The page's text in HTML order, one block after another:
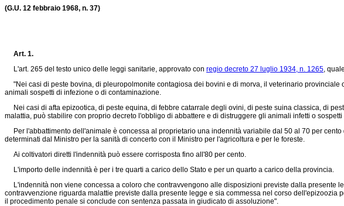
(G.U. 12 febbraio 1968, n. 37)
Art. 1.
L'art. 265 del testo unico delle leggi sanitarie, approvato con regio decreto 27 luglio 1934, n. 1265,
"Nei casi di peste bovina, di pleuropolmonite contagiosa dei bovini e di morva, il veterinario
animali sospetti di infezione o di contaminazione.
Nei casi di afta epizootica, di peste equina, di febbre catarrale degli ovini, di peste suina classica, di
malattia, può stabilire con proprio decreto l'obbligo di abbattere e di distruggere gli animali infetti o
Per l'abbattimento dell'animale è concessa al proprietario una indennità variabile dal 50 al 70 per
determinati dal Ministro per la sanità di concerto con il Ministro per l'agricoltura e per le foreste.
Ai coltivatori diretti l'indennità può essere corrisposta fino all'80 per cento.
L'importo delle indennità è per i tre quarti a carico dello Stato e per un quarto a carico della provincia.
L'indennità non viene concessa a coloro che contravvengono alle disposizioni previste dalla presente
contravvenzione riguarda malattie previste dalla presente legge e sia commessa nel corso
il procedimento penale si conclude con sentenza passata in giudicato di assoluzione".